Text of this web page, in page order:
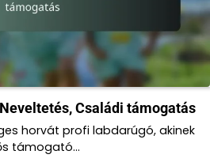
Családi támogatás
horvát profi labdarúgó, akinek
támogató…